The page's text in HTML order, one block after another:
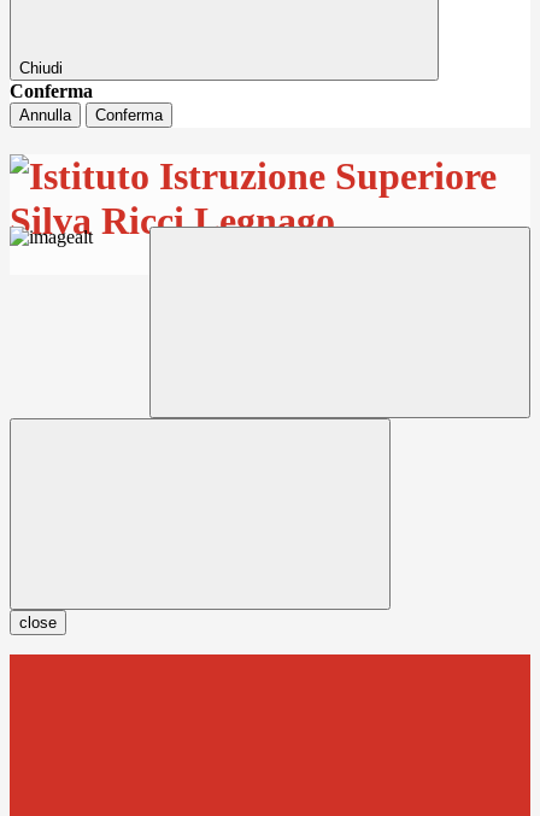
Chiudi
Conferma
Annulla Conferma
close